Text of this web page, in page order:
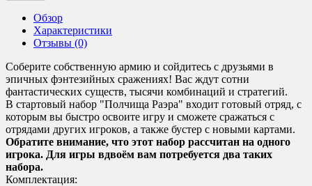
Обзор
Характеристики
Отзывы (0)
Соберите собственную армию и сойдитесь с друзьями в
эпичных фэнтезийных сражениях! Вас ждут сотни
фантастических существ, тысячи комбинаций и стратегий.
В стартовый набор "Полчища Раэра" входит готовый отряд, с
которым вы быстро освоите игру и сможете сражаться с
отрядами других игроков, а также бустер с новыми картами.
Обратите внимание, что этот набор рассчитан на одного
игрока. Для игры вдвоём вам потребуется два таких
набора.
Комплектация: